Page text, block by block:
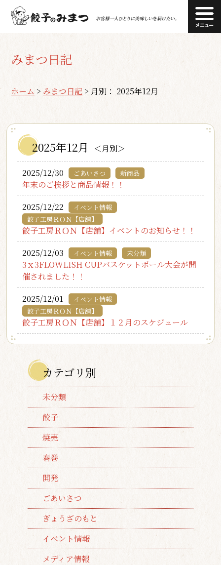
みまつ日記
ホーム > みまつ日記 > 月別： 2025年12月
2025年12月 ＜月別＞
2025/12/30 ごあいさつ 新商品
年末のご挨拶と商品情報！！
2025/12/22
イベント情報
餃子工房ＲＯＮ【店舗】
餃子工房ＲＯＮ【店舗】イベントのお知らせ！！
2025/12/03
イベント情報 未分類
3ｘ3FLOWLISH CUPバスケットボール大会が開
催されました！！
2025/12/01
イベント情報
餃子工房ＲＯＮ【店舗】
餃子工房ＲＯＮ【店舗】１２月のスケジュール
カテゴリ別
未分類
餃子
焼売
春巻
開発
ごあいさつ
ぎょうざのもと
イベント情報
メディア情報